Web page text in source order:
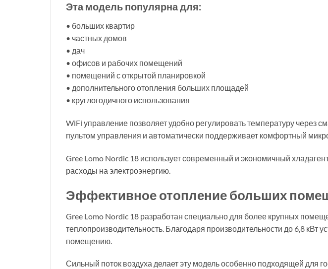
Эта модель популярна для:
• больших квартир
• частных домов
• дач
• офисов и рабочих помещений
• помещений с открытой планировкой
• дополнительного отопления больших площадей
• круглогодичного использования
WiFi управление позволяет удобно регулировать температуру через
пультом управления и автоматически поддерживает комфортный
Gree Lomo Nordic 18 использует современный и экономичный
расходы на электроэнергию.
Эффективное отопление больших
Gree Lomo Nordic 18 разработан специально для более крупных
теплопроизводительность. Благодаря производительности до 6,8 кВт
помещению.
Сильный поток воздуха делает эту модель особенно подходящей для